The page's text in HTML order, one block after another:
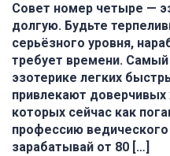
Совет номер четыре —
долгую. Будьте
серьёзного уровня,
требует времени.
эзотерике легких
привлекают
которых сейчас как
профессию
зарабатывай от 80 […]